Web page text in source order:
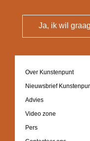
Ja, ik wil
Footer
navigation
Over Kunstenpunt
Nieuwsbrief
Advies
Video zone
Pers